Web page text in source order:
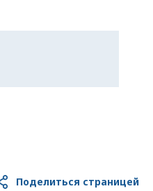
Поделиться страницей